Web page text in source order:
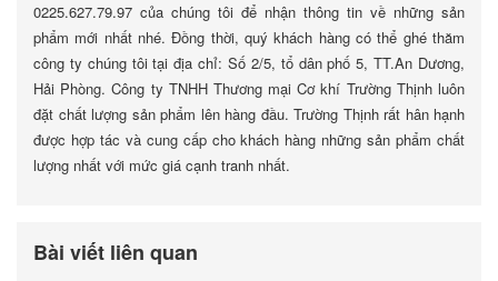
0225.627.79.97 của chúng tôi để nhận thông tin về những sản
phẩm mới nhất nhé. Đồng thời, quý khách hàng có thể ghé thăm
công ty chúng tôi tại địa chỉ: Số 2/5, tổ dân phố 5, TT.An Dương,
Hải Phòng. Công ty TNHH Thương mại Cơ khí Trường Thịnh luôn
đặt chất lượng sản phẩm lên hàng đầu. Trường Thịnh rất hân hạnh
được hợp tác và cung cấp cho khách hàng những sản phẩm chất
lượng nhất với mức giá cạnh tranh nhất.
Bài viết liên quan